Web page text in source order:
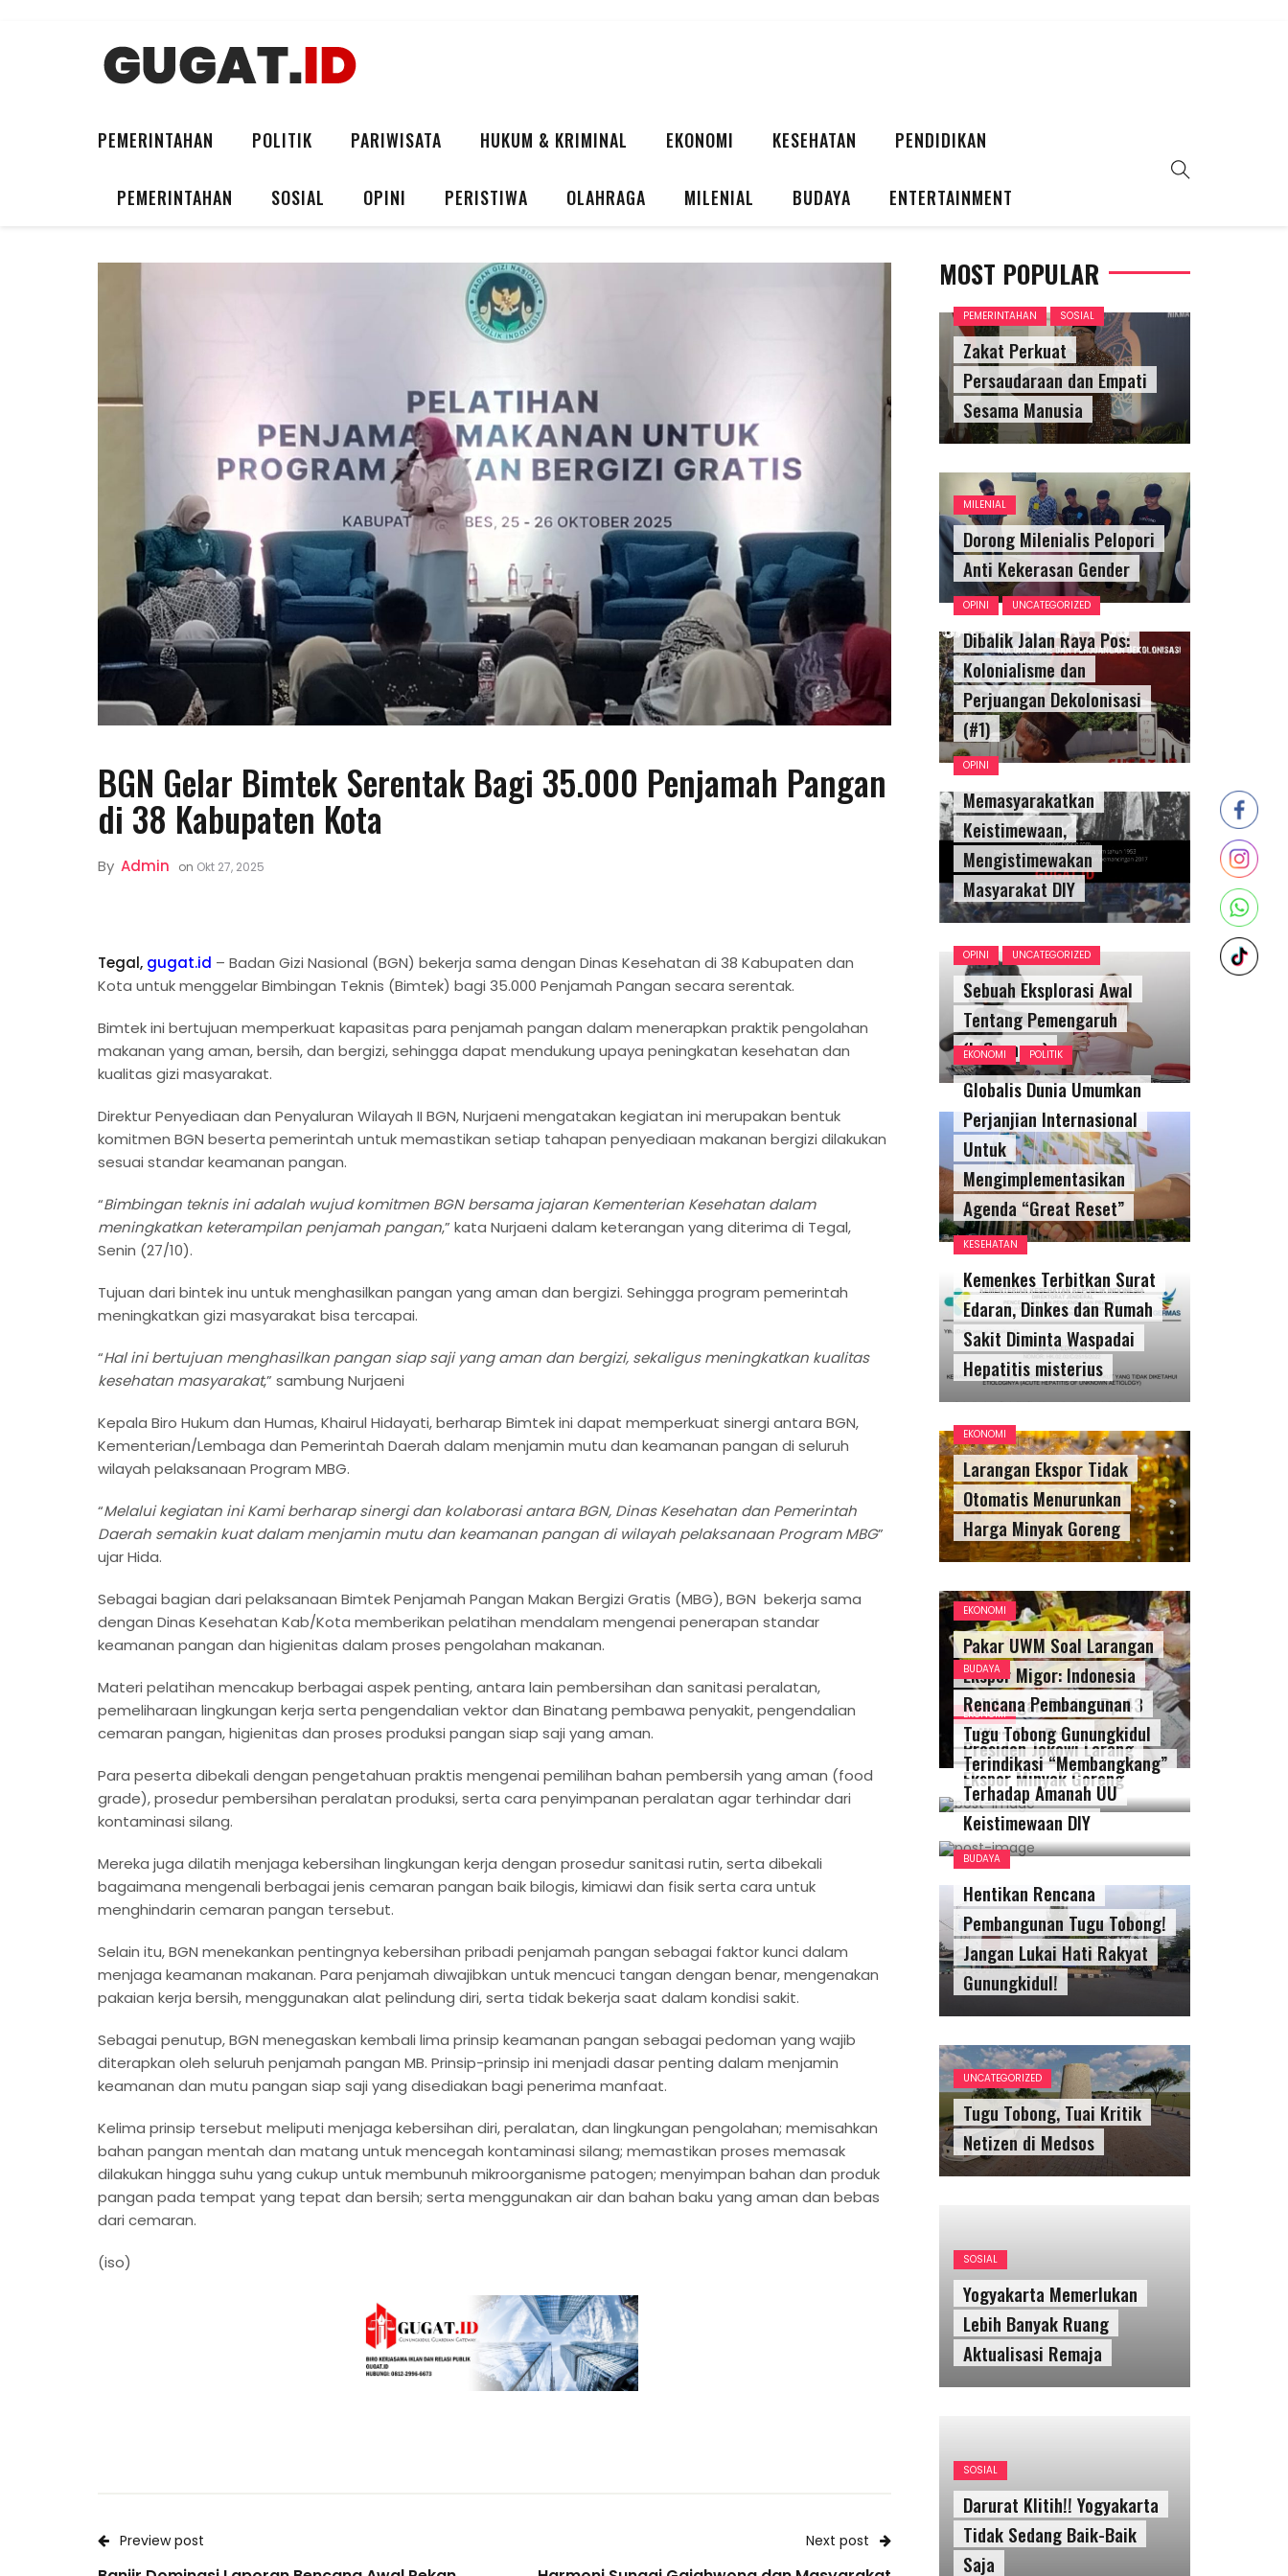
PEMERINTAHAN POLITIK PARIWISATA HUKUM & KRIMINAL EKONOMI KESEHATAN PENDIDIKAN
PEMERINTAHAN SOSIAL OPINI PERISTIWA OLAHRAGA MILENIAL BUDAYA ENTERTAINMENT
BGN Gelar Bimtek Serentak Bagi 35.000 Penjamah Pangan
di 38 Kabupaten Kota
By Admin on Okt 27, 2025
Tegal, gugat.id – Badan Gizi Nasional (BGN) bekerja sama dengan Dinas Kesehatan di 38 Kabupaten dan
Kota untuk menggelar Bimbingan Teknis (Bimtek) bagi 35.000 Penjamah Pangan secara serentak.
Bimtek ini bertujuan memperkuat kapasitas para penjamah pangan dalam menerapkan praktik pengolahan
makanan yang aman, bersih, dan bergizi, sehingga dapat mendukung upaya peningkatan kesehatan dan
kualitas gizi masyarakat.
Direktur Penyediaan dan Penyaluran Wilayah II BGN, Nurjaeni mengatakan kegiatan ini merupakan bentuk
komitmen BGN beserta pemerintah untuk memastikan setiap tahapan penyediaan makanan bergizi dilakukan
sesuai standar keamanan pangan.
“Bimbingan teknis ini adalah wujud komitmen BGN bersama jajaran Kementerian Kesehatan dalam
meningkatkan keterampilan penjamah pangan,” kata Nurjaeni dalam keterangan yang diterima di Tegal,
Senin (27/10).
Tujuan dari bintek inu untuk menghasilkan pangan yang aman dan bergizi. Sehingga program pemerintah
meningkatkan gizi masyarakat bisa tercapai.
“Hal ini bertujuan menghasilkan pangan siap saji yang aman dan bergizi, sekaligus meningkatkan kualitas
kesehatan masyarakat,” sambung Nurjaeni
Kepala Biro Hukum dan Humas, Khairul Hidayati, berharap Bimtek ini dapat memperkuat sinergi antara BGN,
Kementerian/Lembaga dan Pemerintah Daerah dalam menjamin mutu dan keamanan pangan di seluruh
wilayah pelaksanaan Program MBG.
“Melalui kegiatan ini Kami berharap sinergi dan kolaborasi antara BGN, Dinas Kesehatan dan Pemerintah
Daerah semakin kuat dalam menjamin mutu dan keamanan pangan di wilayah pelaksanaan Program MBG”
ujar Hida.
Sebagai bagian dari pelaksanaan Bimtek Penjamah Pangan Makan Bergizi Gratis (MBG), BGN bekerja sama
dengan Dinas Kesehatan Kab/Kota memberikan pelatihan mendalam mengenai penerapan standar
keamanan pangan dan higienitas dalam proses pengolahan makanan.
Materi pelatihan mencakup berbagai aspek penting, antara lain pembersihan dan sanitasi peralatan,
pemeliharaan lingkungan kerja serta pengendalian vektor dan Binatang pembawa penyakit, pengendalian
cemaran pangan, higienitas dan proses produksi pangan siap saji yang aman.
Para peserta dibekali dengan pengetahuan praktis mengenai pemilihan bahan pembersih yang aman (food
grade), prosedur pembersihan peralatan produksi, serta cara penyimpanan peralatan agar terhindar dari
kontaminasi silang.
Mereka juga dilatih menjaga kebersihan lingkungan kerja dengan prosedur sanitasi rutin, serta dibekali
bagaimana mengenali berbagai jenis cemaran pangan baik bilogis, kimiawi dan fisik serta cara untuk
menghindarin cemaran pangan tersebut.
Selain itu, BGN menekankan pentingnya kebersihan pribadi penjamah pangan sebagai faktor kunci dalam
menjaga keamanan makanan. Para penjamah diwajibkan untuk mencuci tangan dengan benar, mengenakan
pakaian kerja bersih, menggunakan alat pelindung diri, serta tidak bekerja saat dalam kondisi sakit.
Sebagai penutup, BGN menegaskan kembali lima prinsip keamanan pangan sebagai pedoman yang wajib
diterapkan oleh seluruh penjamah pangan MB. Prinsip-prinsip ini menjadi dasar penting dalam menjamin
keamanan dan mutu pangan siap saji yang disediakan bagi penerima manfaat.
Kelima prinsip tersebut meliputi menjaga kebersihan diri, peralatan, dan lingkungan pengolahan; memisahkan
bahan pangan mentah dan matang untuk mencegah kontaminasi silang; memastikan proses memasak
dilakukan hingga suhu yang cukup untuk membunuh mikroorganisme patogen; menyimpan bahan dan produk
pangan pada tempat yang tepat dan bersih; serta menggunakan air dan bahan baku yang aman dan bebas
dari cemaran.
(iso)
Preview post Next post
MOST POPULAR
PEMERINTAHAN SOSIAL
Zakat Perkuat
Persaudaraan dan Empati
Sesama Manusia
MILENIAL
Dorong Milenialis Pelopori
Anti Kekerasan Gender
OPINI UNCATEGORIZED
Dibalik Jalan Raya Pos:
Kolonialisme dan
Perjuangan Dekolonisasi
(#1)
OPINI
Memasyarakatkan
Keistimewaan,
Mengistimewakan
Masyarakat DIY
OPINI UNCATEGORIZED
Sebuah Eksplorasi Awal
Tentang Pemengaruh
(Influencer)
EKONOMI POLITIK
Globalis Dunia Umumkan
Perjanjian Internasional
Untuk
Mengimplementasikan
Agenda “Great Reset”
KESEHATAN
Kemenkes Terbitkan Surat
Edaran, Dinkes dan Rumah
Sakit Diminta Waspadai
Hepatitis misterius
EKONOMI
Larangan Ekspor Tidak
Otomatis Menurunkan
Harga Minyak Goreng
EKONOMI
Pakar UWM Soal Larangan
Ekspor Migor: Indonesia
Kehilangan Devisa Rp 43
Triliun Per Bulan
EKONOMI
Presiden Jokowi Larang
Ekspor Minyak Goreng
BUDAYA
Rencana Pembangunan
Tugu Tobong Gunungkidul
Terindikasi “Membangkang”
Terhadap Amanah UU
Keistimewaan DIY
BUDAYA
Hentikan Rencana
Pembangunan Tugu Tobong!
Jangan Lukai Hati Rakyat
Gunungkidul!
UNCATEGORIZED
Tugu Tobong, Tuai Kritik
Netizen di Medsos
SOSIAL
Yogyakarta Memerlukan
Lebih Banyak Ruang
Aktualisasi Remaja
SOSIAL
Darurat Klitih!! Yogyakarta
Tidak Sedang Baik-Baik
Saja